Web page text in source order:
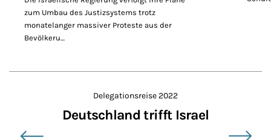
zum Umbau des Justizsystems trotz
monatelanger massiver Proteste aus der
Bevölkeru…
Delegationsreise 2022
Deutschland trifft Israel